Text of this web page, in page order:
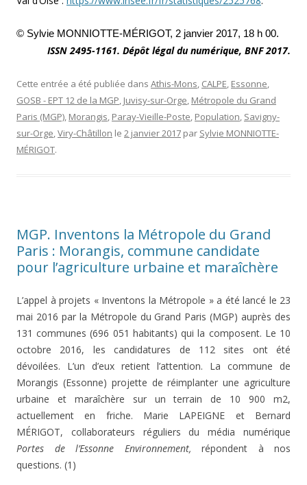
© Sylvie MONNIOTTE-MÉRIGOT, 2 janvier 2017, 18 h 00.
ISSN 2495-1161. Dépôt légal du numérique, BNF 2017.
Cette entrée a été publiée dans Athis-Mons, CALPE, Essonne,
GOSB - EPT 12 de la MGP, Juvisy-sur-Orge, Métropole du Grand
Paris (MGP), Morangis, Paray-Vieille-Poste, Population, Savigny-
sur-Orge,Viry-Châtillon le 2 janvier 2017 par Sylvie MONNIOTTE-
MÉRIGOT.
MGP. Inventons la Métropole du Grand
Paris : Morangis, commune candidate
pour l’agriculture urbaine et maraîchère
L’appel à projets « Inventons la Métropole » a été lancé le 23
mai 2016 par la Métropole du Grand Paris (MGP) auprès des
131 communes (696 051 habitants) qui la composent. Le 10
octobre 2016, les candidatures de 112 sites ont été
dévoilées. L’un d’eux retient l’attention. La commune de
Morangis (Essonne) projette de réimplanter une agriculture
urbaine et maraîchère sur un terrain de 10 900 m2,
actuellement en friche. Marie LAPEIGNE et Bernard
MÉRIGOT, collaborateurs réguliers du média numérique
Portes de l’Essonne Environnement, répondent à nos
questions. (1)